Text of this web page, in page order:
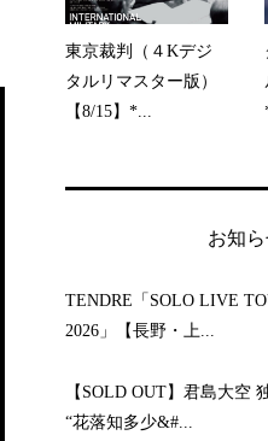
東京裁判（４Kデジ
タルリマスター版）
【8/15】*...
お知
TENDRE「SOLO LIVE
2026」【長野・上...
【SOLD OUT】君島大空
“花落知多少&#...